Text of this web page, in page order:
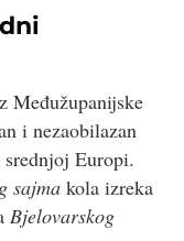
Međužupanijske
i nezaobilazan
Europi.
sajma kola izreka
Bjelovarskog